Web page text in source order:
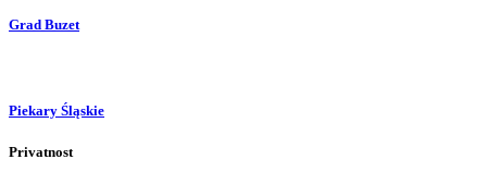
Grad Buzet
Piekary Śląskie
Privatnost